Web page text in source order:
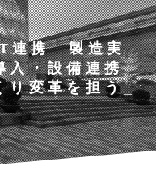
連携 製造実
入・設備連携
り変革を担う_